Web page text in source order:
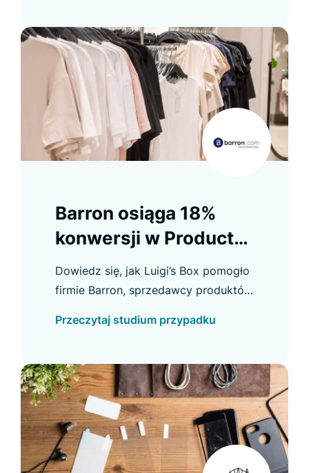
Barron osiąga 18%
konwersji w Product
Listing
Dowiedz się, jak Luigi’s Box pomogło
firmie Barron, sprzedawcy produktów
w e-commerce i osiągnąć inne ważne
Przeczytaj studium przypadku